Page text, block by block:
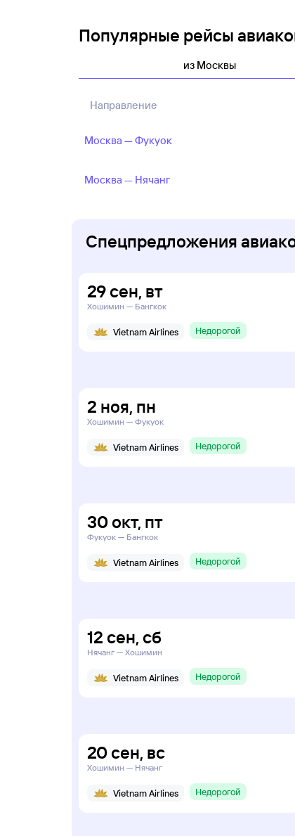
Популярные рейсы
из Москвы
Направление
Москва — Фукуок
Москва — Нячанг
Спецпредложения
29 сен, вт
Хошимин — Бангкок
Vietnam Airlines Недорогой
2 ноя, пн
Хошимин — Фукуок
Vietnam Airlines Недорогой
30 окт, пт
Фукуок — Бангкок
Vietnam Airlines Недорогой
12 сен, сб
Нячанг — Хошимин
Vietnam Airlines Недорогой
20 сен, вс
Хошимин — Нячанг
Vietnam Airlines Недорогой